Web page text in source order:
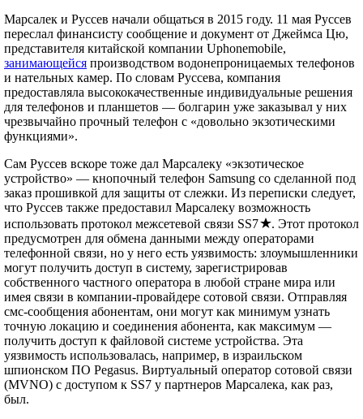
Марсалек и Руссев начали общаться в 2015 году. 11 мая Руссев
переслал финансисту сообщение и документ от Джеймса Цю,
представителя китайской компании Uphonemobile,
занимающейся производством водонепроницаемых телефонов
и нательных камер. По словам Руссева, компания
предоставляла высококачественные индивидуальные решения
для телефонов и планшетов — болгарин уже заказывал у них
чрезвычайно прочный телефон с «довольно экзотическими
функциями».
Сам Руссев вскоре тоже дал Марсалеку «экзотическое
устройство» — кнопочный телефон Samsung cо сделанной под
заказ прошивкой для защиты от слежки. Из переписки следует,
что Руссев также предоставил Марсалеку возможность
использовать протокол межсетевой связи SS7
. Этот протокол
предусмотрен для обмена данными между операторами
телефонной связи, но у него есть уязвимость: злоумышленники
могут получить доступ в систему, зарегистрировав
собственного частного оператора в любой стране мира или
имея связи в компании-провайдере сотовой связи. Отправляя
смс-сообщения абонентам, они могут как минимум узнать
точную локацию и соединения абонента, как максимум —
получить доступ к файловой системе устройства. Эта
уязвимость использовалась, например, в израильском
шпионском ПО Pegasus. Виртуальный оператор сотовой связи
(MVNO) c доступом к SS7 у партнеров Марсалека, как раз,
был.